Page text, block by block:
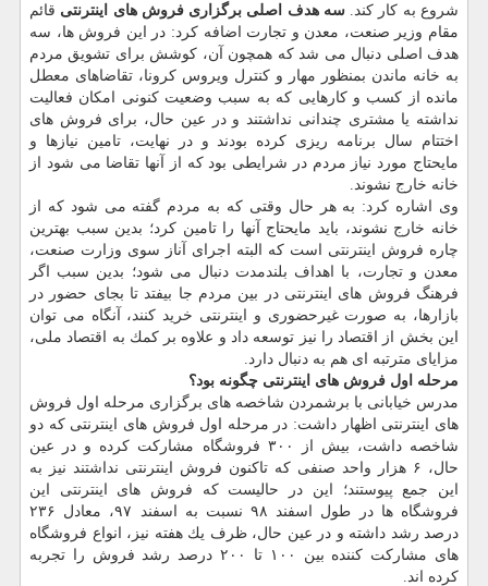
شروع به كار كند.سه هدف اصلی برگزاری فروش های اینترنتی قائم
مقام وزیر صنعت، معدن و تجارت اضافه كرد: در این فروش ها، سه
هدف اصلی دنبال می شد كه همچون آن، كوشش برای تشویق مردم
به خانه ماندن بمنظور مهار و كنترل ویروس كرونا، تقاضاهای معطل
مانده از كسب و كارهایی كه به سبب وضعیت كنونی امكان فعالیت
نداشته یا مشتری چندانی نداشتند و در عین حال، برای فروش های
اختتام سال برنامه ریزی كرده بودند و در نهایت، تامین نیازها و
مایحتاج مورد نیاز مردم در شرایطی بود كه از آنها تقاضا می شود از
خانه خارج نشوند.
وی اشاره كرد: به هر حال وقتی كه به مردم گفته می شود كه از
خانه خارج نشوند، باید مایحتاج آنها را تامین كرد؛ بدین سبب بهترین
چاره فروش اینترنتی است كه البته اجرای آناز سوی وزارت صنعت،
معدن و تجارت، با اهداف بلندمدت دنبال می شود؛ بدین سبب اگر
فرهنگ فروش های اینترنتی در بین مردم جا بیفتد تا بجای حضور در
بازارها، به صورت غیرحضوری و اینترنتی خرید كنند، آنگاه می توان
این بخش از اقتصاد را نیز توسعه داد و علاوه بر كمك به اقتصاد ملی،
مزایای مترتبه ای هم به دنبال دارد.
مرحله اول فروش های اینترنتی چگونه بود؟
مدرس خیابانی با برشمردن شاخصه های برگزاری مرحله اول فروش
های اینترنتی اظهار داشت: در مرحله اول فروش های اینترنتی كه دو
شاخصه داشت، بیش از ۳۰۰ فروشگاه مشاركت كرده و در عین
حال، ۶ هزار واحد صنفی كه تاكنون فروش اینترنتی نداشتند نیز به
این جمع پیوستند؛ این در حالیست كه فروش های اینترنتی این
فروشگاه ها در طول اسفند ۹۸ نسبت به اسفند ۹۷، معادل ۲۳۶
درصد رشد داشته و در عین حال، ظرف یك هفته نیز، انواع فروشگاه
های مشاركت كننده بین ۱۰۰ تا ۲۰۰ درصد رشد فروش را تجربه
كرده اند.